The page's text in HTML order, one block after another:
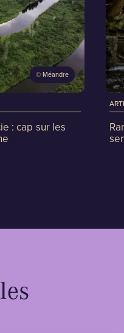
© Méandre
: cap sur les